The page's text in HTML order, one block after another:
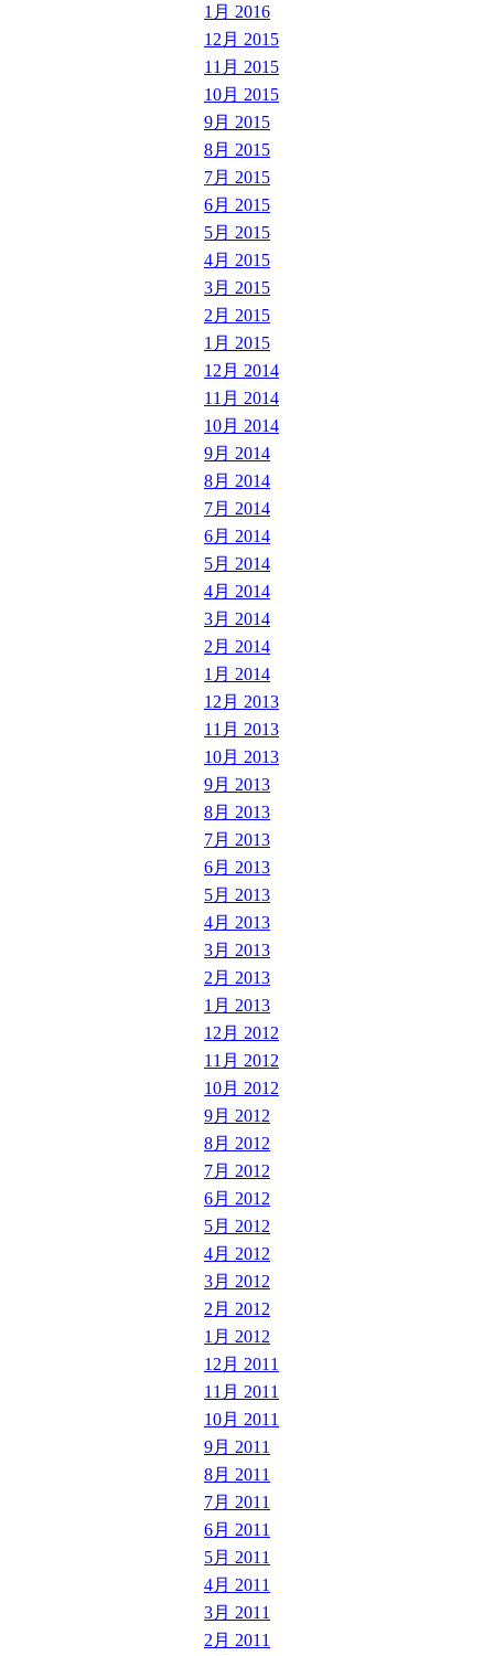
1月 2016
12月 2015
11月 2015
10月 2015
9月 2015
8月 2015
7月 2015
6月 2015
5月 2015
4月 2015
3月 2015
2月 2015
1月 2015
12月 2014
11月 2014
10月 2014
9月 2014
8月 2014
7月 2014
6月 2014
5月 2014
4月 2014
3月 2014
2月 2014
1月 2014
12月 2013
11月 2013
10月 2013
9月 2013
8月 2013
7月 2013
6月 2013
5月 2013
4月 2013
3月 2013
2月 2013
1月 2013
12月 2012
11月 2012
10月 2012
9月 2012
8月 2012
7月 2012
6月 2012
5月 2012
4月 2012
3月 2012
2月 2012
1月 2012
12月 2011
11月 2011
10月 2011
9月 2011
8月 2011
7月 2011
6月 2011
5月 2011
4月 2011
3月 2011
2月 2011